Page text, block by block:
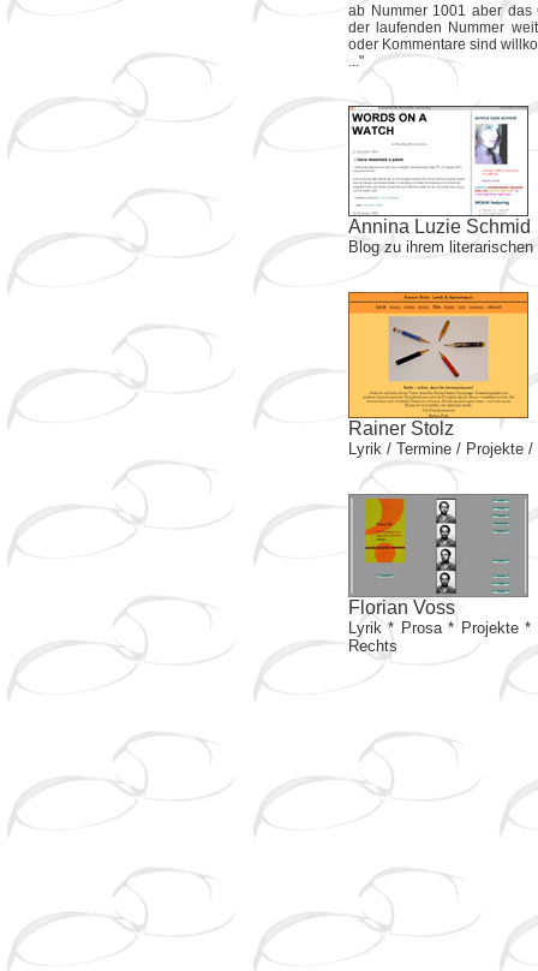
ab Nummer 1001 aber das
der laufenden Nummer
oder Kommentare sind
..."
Annina Luzie Schmid
Blog zu ihrem
Rainer Stolz
Lyrik / Termine / Projekte
Florian Voss
Lyrik * Prosa * Projekte
Rechts